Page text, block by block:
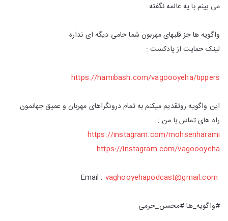
می بینم با یه عالمه نگفته
واگویه ها جز قلبهای مهربون شما حامی دیگه ای نداره
لینک حمایت از پادکست :
https://hamibash.com/vagoooyeha/tippers
این واگویه روتقدیم میکنم به تمام درونگراهای مهربان و عمیق جهانمون
راه های تماس با من :
https://instagram.com/mohsenharami
https://instagram.com/vagoooyeha
vaghooyehapodcast@gmail.com
#واگویه_ها #محسن_حرمی